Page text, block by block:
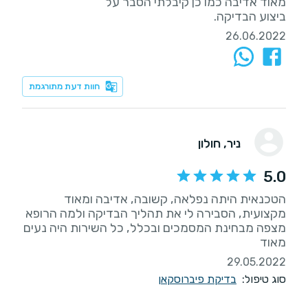
ביצוע הבדיקה.
26.06.2022
חוות דעת מתורגמת
ניר, חולון
5.0
הטכנאית היתה נפלאה, קשובה, אדיבה ומאוד
מקצועית, הסבירה לי את תהליך הבדיקה ולמה הרופא
מצפה מבחינת המסמכים ובכלל, כל השירות היה נעים
מאוד
29.05.2022
סוג טיפול: בדיקת פיברוסקאן